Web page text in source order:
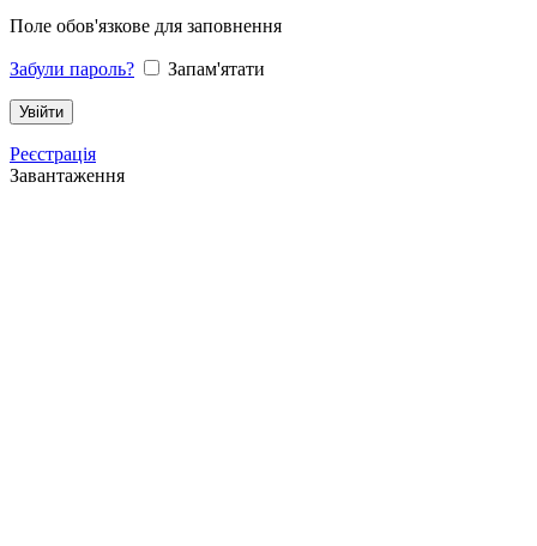
Поле обов'язкове для заповнення
Забули пароль? Запам'ятати
Реєстрація
Завантаження